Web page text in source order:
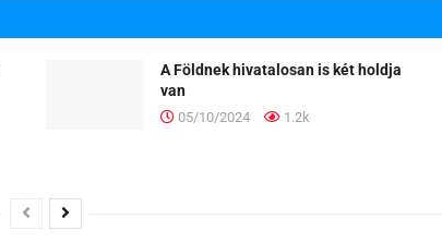
A Földnek hivatalosan is két holdja
van
05/10/2024 1.2k